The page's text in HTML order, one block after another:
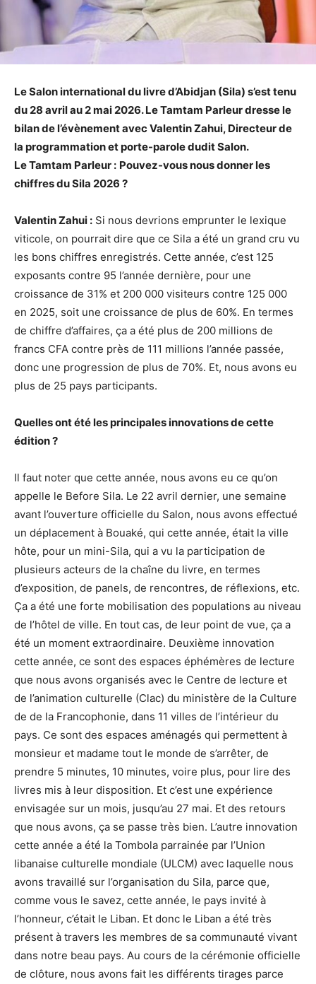
Le Salon international du livre d’Abidjan (Sila) s’est tenu
du 28 avril au 2 mai 2026. Le Tamtam Parleur dresse le
bilan de l’évènement avec Valentin Zahui, Directeur de
la programmation et porte-parole dudit Salon.
Le Tamtam Parleur : Pouvez-vous nous donner les
chiffres du Sila 2026 ?
Valentin Zahui : Si nous devrions emprunter le lexique
viticole, on pourrait dire que ce Sila a été un grand cru vu
les bons chiffres enregistrés. Cette année, c’est 125
exposants contre 95 l’année dernière, pour une
croissance de 31% et 200 000 visiteurs contre 125 000
en 2025, soit une croissance de plus de 60%. En termes
de chiffre d’affaires, ça a été plus de 200 millions de
francs CFA contre près de 111 millions l’année passée,
donc une progression de plus de 70%. Et, nous avons eu
plus de 25 pays participants.
Quelles ont été les principales innovations de cette
édition ?
Il faut noter que cette année, nous avons eu ce qu’on
appelle le Before Sila. Le 22 avril dernier, une semaine
avant l’ouverture officielle du Salon, nous avons effectué
un déplacement à Bouaké, qui cette année, était la ville
hôte, pour un mini-Sila, qui a vu la participation de
plusieurs acteurs de la chaîne du livre, en termes
d’exposition, de panels, de rencontres, de réflexions, etc.
Ça a été une forte mobilisation des populations au niveau
de l’hôtel de ville. En tout cas, de leur point de vue, ça a
été un moment extraordinaire. Deuxième innovation
cette année, ce sont des espaces éphémères de lecture
que nous avons organisés avec le Centre de lecture et
de l’animation culturelle (Clac) du ministère de la Culture
de de la Francophonie, dans 11 villes de l’intérieur du
pays. Ce sont des espaces aménagés qui permettent à
monsieur et madame tout le monde de s’arrêter, de
prendre 5 minutes, 10 minutes, voire plus, pour lire des
livres mis à leur disposition. Et c’est une expérience
envisagée sur un mois, jusqu’au 27 mai. Et des retours
que nous avons, ça se passe très bien. L’autre innovation
cette année a été la Tombola parrainée par l’Union
libanaise culturelle mondiale (ULCM) avec laquelle nous
avons travaillé sur l’organisation du Sila, parce que,
comme vous le savez, cette année, le pays invité à
l’honneur, c’était le Liban. Et donc le Liban a été très
présent à travers les membres de sa communauté vivant
dans notre beau pays. Au cours de la cérémonie officielle
de clôture, nous avons fait les différents tirages parce